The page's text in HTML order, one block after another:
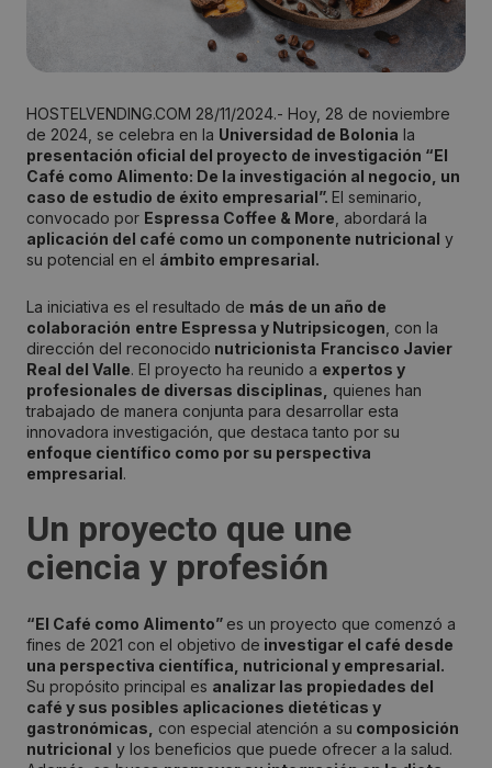
HOSTELVENDING.COM 28/11/2024.- Hoy, 28 de noviembre
de 2024, se celebra en la Universidad de Bolonia la
presentación oficial del proyecto de investigación “El
Café como Alimento: De la investigación al negocio, un
caso de estudio de éxito empresarial”. El seminario,
convocado por Espressa Coffee & More , abordará la
aplicación del café como un componente nutricional y
su potencial en el ámbito empresarial.
La iniciativa es el resultado de más de un año de
colaboración entre Espressa y Nutripsicogen , con la
dirección del reconocido nutricionista Francisco Javier
Real del Valle. El proyecto ha reunido a expertos y
profesionales de diversas disciplinas,
quienes han
trabajado de manera conjunta para desarrollar esta
innovadora investigación, que destaca tanto por su
enfoque científico como por su perspectiva
empresarial.
Un proyecto que une
ciencia y profesión
“El Café como Alimento” es un proyecto que comenzó a
fines de 2021 con el objetivo de investigar el café desde
una perspectiva científica, nutricional y empresarial.
Su propósito principal es analizar las propiedades del
café y sus posibles aplicaciones dietéticas y
gastronómicas,
con especial atención a su composición
nutricional y los beneficios que puede ofrecer a la salud.